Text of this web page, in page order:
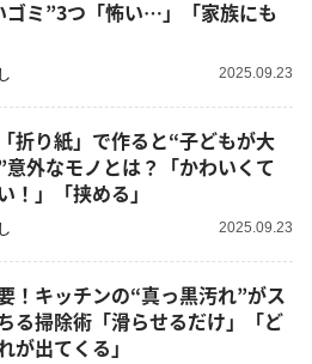
ゴミ”3つ「怖い…」「家族にも
2025.09.23
折り紙」で作ると“子どもが大
意外なモノとは？「かわいくて
！」「挟める」
2025.09.23
！キッチンの“真っ黒汚れ”がス
る掃除術「滑らせるだけ」「ど
が出てくる」